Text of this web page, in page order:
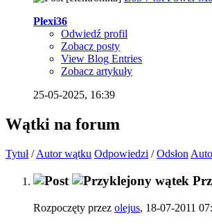
Plexi36
Odwiedź profil
Zobacz posty
View Blog Entries
Zobacz artykuły
25-05-2025, 16:39
Wątki na forum
Tytuł/Autor wątku Odpowiedzi /Odsłon
Rozpoczęty przez olejus, 18-07-2011